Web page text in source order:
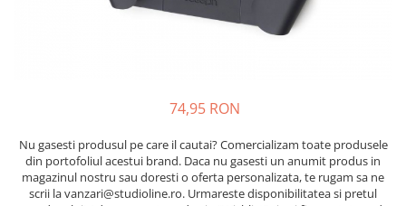
74,95 RON
Nu gasesti produsul pe care il cautai? Comercializam toate produsele
din portofoliul acestui brand. Daca nu gasesti un anumit produs in
magazinul nostru sau doresti o oferta personalizata, te rugam sa ne
scrii la vanzari@studioline.ro. Urmareste disponibilitatea si pretul